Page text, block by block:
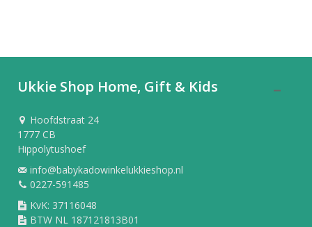
Ukkie Shop Home, Gift & Kids
Hoofdstraat 24
1777 CB
Hippolytushoef
info@babykadowinkelukkieshop.nl
0227-591485
KvK: 37116048
BTW NL 187121813B01